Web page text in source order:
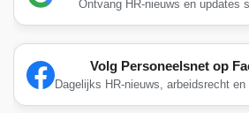
Ontvang HR-nieuws en updates
Volg Personeelsnet op
Dagelijks HR-nieuws, arbeidsrecht